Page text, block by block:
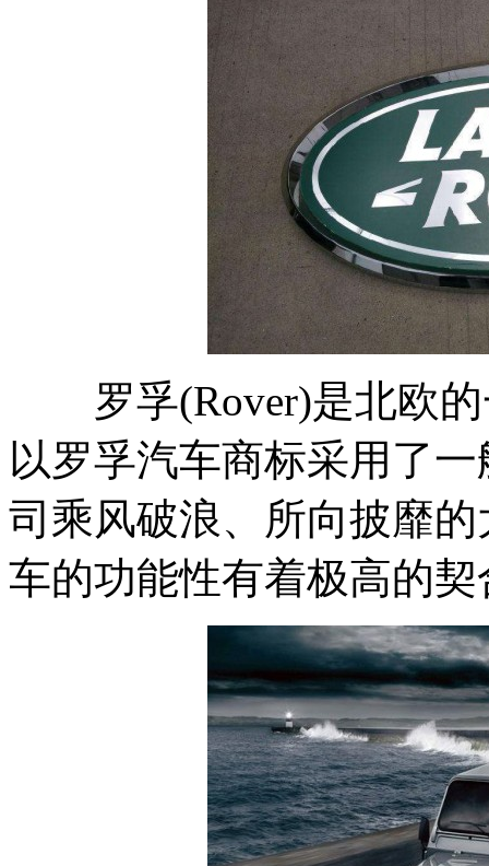
罗孚(Rover)是北欧的
以罗孚汽车商标采用了
司乘风破浪、所向披靡
车的功能性有着极高的契